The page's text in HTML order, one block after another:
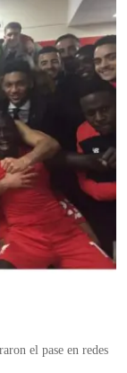
el pase en redes